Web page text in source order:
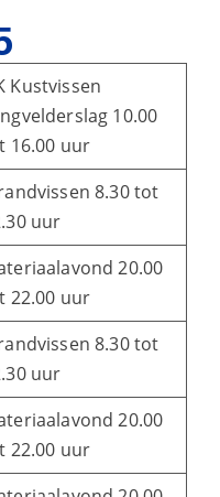
Kustvissen
10.00
16.00 uur
8.30 tot
uur
20.00
22.00 uur
8.30 tot
uur
20.00
22.00 uur